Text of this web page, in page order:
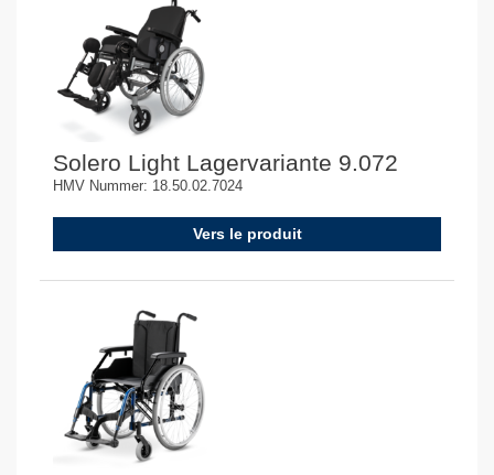
Solero Light Lagervariante 9.072
HMV Nummer: 18.50.02.7024
Vers le produit